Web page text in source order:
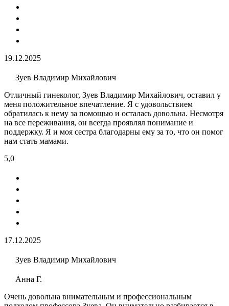
19.12.2025
Зуев Владимир Михайлович
Отличный гинеколог, Зуев Владимир Михайлович, оставил у
меня положительное впечатление. Я с удовольствием
обратилась к нему за помощью и осталась довольна. Несмотря
на все переживания, он всегда проявлял понимание и
поддержку. Я и моя сестра благодарны ему за то, что он помог
нам стать мамами.
5,0
17.12.2025
Зуев Владимир Михайлович
Анна Г.
Очень довольна внимательным и профессиональным